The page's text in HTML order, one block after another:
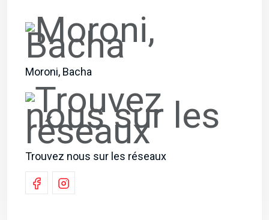
Moroni, Bacha
Trouvez nous sur les réseaux